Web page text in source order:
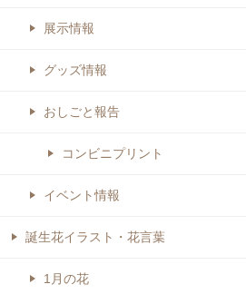
展示情報
グッズ情報
おしごと報告
コンビニプリント
イベント情報
誕生花イラスト・花言葉
1月の花